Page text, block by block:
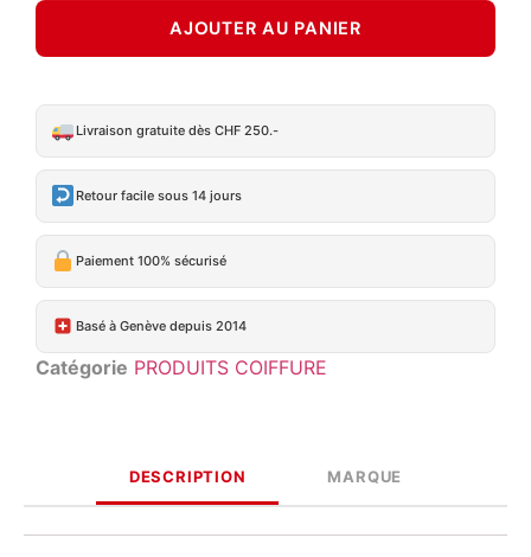
AJOUTER AU PANIER
Livraison gratuite dès CHF 250.-
Retour facile sous 14 jours
Paiement 100% sécurisé
Basé à Genève depuis 2014
Catégorie PRODUITS COIFFURE
DESCRIPTION MARQUE